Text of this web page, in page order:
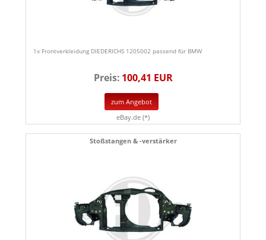
1x Frontverkleidung DIEDERICHS 1205002 passend für BMW
Preis: 100,41 EUR
zum Angebot
eBay.de (*)
Stoßstangen & -verstärker